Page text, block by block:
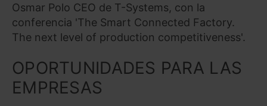
Osmar Polo CEO de T-Systems, con la
conferencia 'The Smart Connected Factory.
The next level of production competitiveness'.
OPORTUNIDADES PARA LAS
EMPRESAS